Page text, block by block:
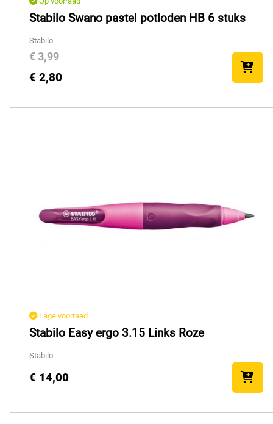
Stabilo Swano pastel potloden HB 6 stuks
Stabilo
€ 3,99
€ 2,80
Lage voorraad
Stabilo Easy ergo 3.15 Links Roze
Stabilo
€ 14,00